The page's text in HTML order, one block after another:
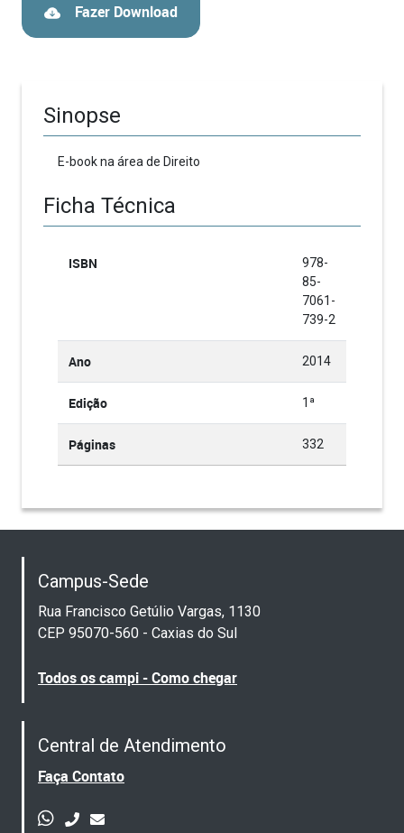
Fazer Download
Sinopse
E-book na área de Direito
Ficha Técnica
ISBN
978-
85-
7061-
739-2
Ano 2014
Edição 1ª
Páginas 332
Campus-Sede
Rua Francisco Getúlio Vargas, 1130
CEP 95070-560 - Caxias do Sul
Todos os campi - Como chegar
Central de Atendimento
Faça Contato